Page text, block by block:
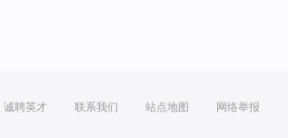
诚聘英才 联系我们 站点地图 网络举报